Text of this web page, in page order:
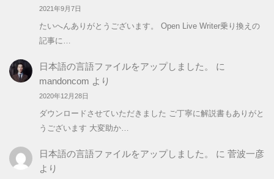
2021年9月7日
たいへんありがとうございます。 Open Live Writer乗り換えの
記事に…
日本語の言語ファイルをアップしました。
に
mandoncom より
2020年12月28日
ダウンロードさせていただきました ご丁寧に解説書もありがと
うございます 大変助か…
日本語の言語ファイルをアップしました。 に 菅波一彦
より